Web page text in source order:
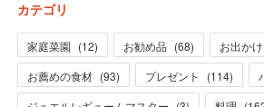
カテゴリ
家庭菜園 (12) お勧め品 (68) お出かけ
お薦めの食材 (93) プレゼント (114)